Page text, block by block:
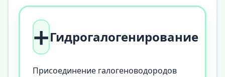
➕Гидрогалогенирование
Присоединение галогеноводородов